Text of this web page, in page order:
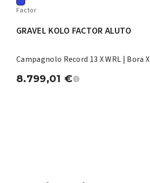
Factor
GRAVEL KOLO FACTOR ALUTO
Campagnolo Record 13 X WRL | Bora X
8.799,01 €